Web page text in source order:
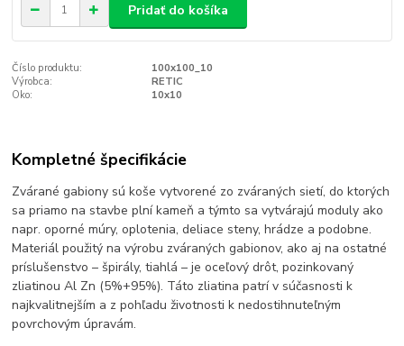
Pridať do košíka
Číslo produktu:
100x100_10
Výrobca:
RETIC
Oko:
10x10
Kompletné špecifikácie
Zvárané gabiony sú koše vytvorené zo zváraných sietí, do ktorých
sa priamo na stavbe plní kameň a týmto sa vytvárajú moduly ako
napr. oporné múry, oplotenia, deliace steny, hrádze a podobne.
Materiál použitý na výrobu zváraných gabionov, ako aj na ostatné
príslušenstvo – špirály, tiahlá – je oceľový drôt, pozinkovaný
zliatinou Al Zn (5%+95%). Táto zliatina patrí v súčasnosti k
najkvalitnejším a z pohľadu životnosti k nedostihnuteľným
povrchovým úpravám.